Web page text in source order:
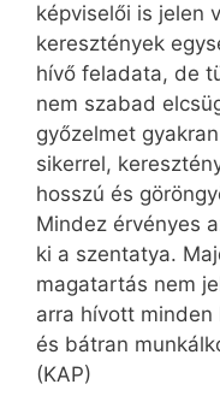
képviselői is jelen
keresztények
hívő feladata, de
nem szabad
győzelmet
sikerrel,
hosszú és
Mindez érvényes
ki a szentatya.
magatartás nem
arra hívott
és bátran
(KAP)